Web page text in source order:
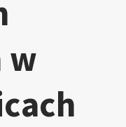
w